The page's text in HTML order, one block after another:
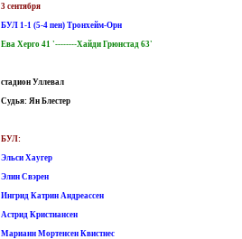
3 сентября
БУЛ 1-1 (5-4 пен) Тронхейм-Орн
Ева Херго 41 '--------Хайди Грюнстад 63'
стадион Уллевал
Судья: Ян Блестер
БУЛ:
Эльси Хаугер
Элин Свэрен
Ингрид Катрин Андреассен
Астрид Кристиансен
Марианн Мортенсен Квистнес